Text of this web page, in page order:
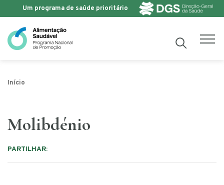
Saltar para o conteúdo
Um programa de saúde prioritário
Início
Molibdénio
PARTILHAR: